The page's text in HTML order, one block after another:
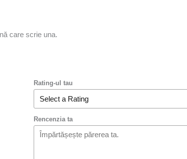
care scrie una.
Rating-ul tau
Rencenzia ta